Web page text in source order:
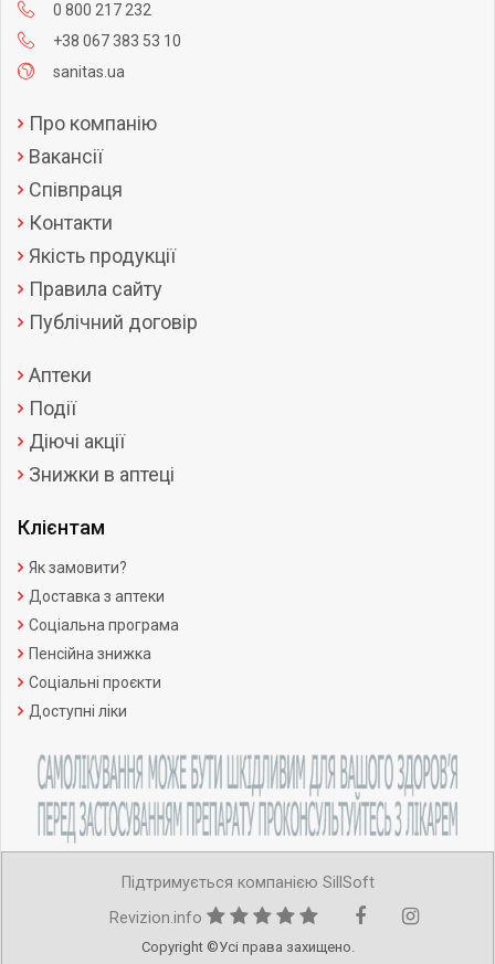
0 800 217 232
+38 067 383 53 10
sanitas.ua
Про компанію
Вакансії
Співпраця
Контакти
Якість продукції
Правила сайту
Публічний договір
Аптеки
Події
Діючі акції
Знижки в аптеці
Клієнтам
Як замовити?
Доставка з аптеки
Соціальна програма
Пенсійна знижка
Соціальні проєкти
Доступні ліки
Copyright ©Усі права захищено.
Підтримується компанією SillSoft
Revizion.info